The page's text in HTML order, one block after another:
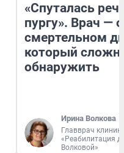
«Спуталась
пургу». Врач — о
смертельном
который
обнаружить
Ирина Волкова
Главврач
«Реабилитация
Волковой»